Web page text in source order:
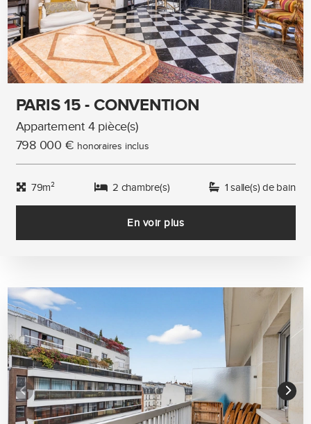
PARIS 15 - CONVENTION
Appartement 4 pièce(s)
798 000 € honoraires inclus
79m² 2 chambre(s) 1 salle(s) de bain
En voir plus